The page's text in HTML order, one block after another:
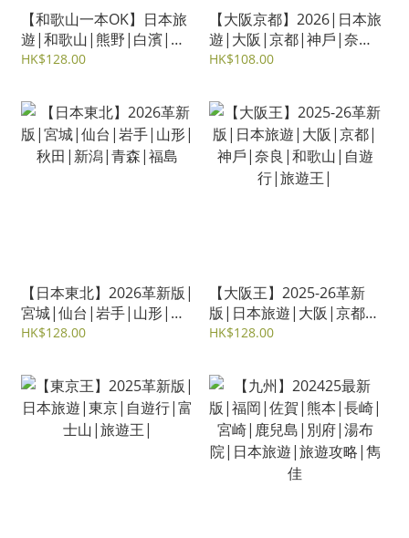
【和歌山一本OK】日本旅
遊|和歌山|熊野|白濱|有
田|湯淺|高野山
HK$128.00
【大阪京都】2026|日本旅
遊|大阪|京都|神戶|奈良|
宇治|和歌山|雋佳
HK$108.00
【日本東北】2026革新版|
宮城|仙台|岩手|山形|秋
田|新潟|青森|福島
HK$128.00
【大阪王】2025-26革新
版|日本旅遊|大阪|京都|
神戶|奈良|和歌山|自遊
HK$128.00